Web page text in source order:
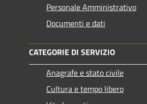
Personale Amministrativo
Documenti e dati
CATEGORIE DI SERVIZIO
Anagrafe e stato civile
Cultura e tempo libero